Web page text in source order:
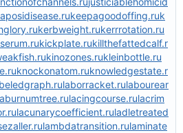
keepagoodoffing.ruk
kerbweight.rukerrrotation.ru
kickplate.rukillthefattedcalf.r
kinozones.rukleinbottle.ru
knockonatom.ruknowledgestate.r
laborracket.rulabourear
lacingcourse.rulacrim
lacunarycoefficient.ruladletreated
lambdatransition.rulaminate